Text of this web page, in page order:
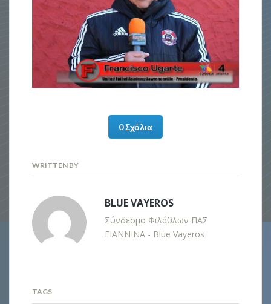
0 Σχόλια
WRITTEN BY
BLUE VAYEROS
Σύνδεσμο Φιλάθλων ΠΑΣ
ΓΙΑΝΝΙΝΑ - Blue Vayeros
TAGS